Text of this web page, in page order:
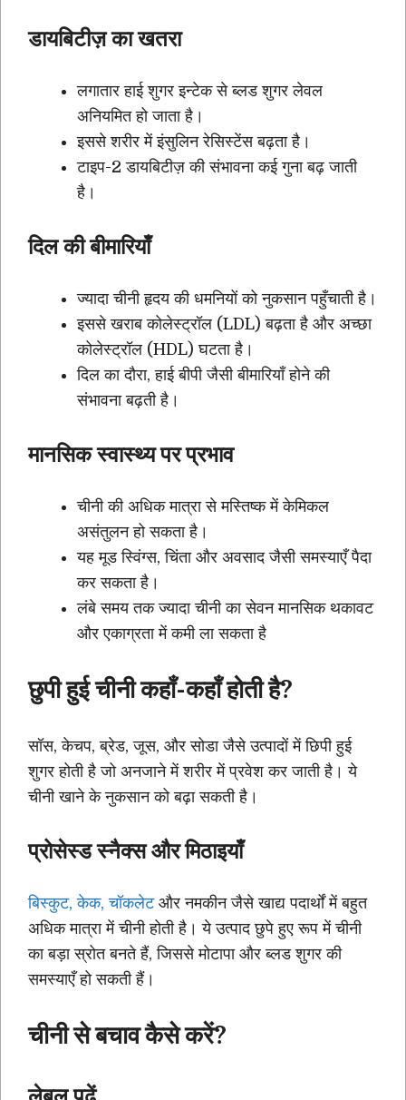
डायबिटीज़ का खतरा
लगातार हाई शुगर इन्टेक से ब्लड शुगर लेवल
अनियमित हो जाता है।
इससे शरीर में इंसुलिन रेसिस्टेंस बढ़ता है।
टाइप-2 डायबिटीज़ की संभावना कई गुना बढ़ जाती
है।
दिल की बीमारियाँ
ज्यादा चीनी हृदय की धमनियों को नुकसान पहुँचाती है।
इससे खराब कोलेस्ट्रॉल (LDL) बढ़ता है और अच्छा
कोलेस्ट्रॉल (HDL) घटता है।
दिल का दौरा, हाई बीपी जैसी बीमारियाँ होने की
संभावना बढ़ती है।
मानसिक स्वास्थ्य पर प्रभाव
चीनी की अधिक मात्रा से मस्तिष्क में केमिकल
असंतुलन हो सकता है।
यह मूड स्विंग्स, चिंता और अवसाद जैसी समस्याएँ पैदा
कर सकता है।
लंबे समय तक ज्यादा चीनी का सेवन मानसिक थकावट
और एकाग्रता में कमी ला सकता है
छुपी हुई चीनी कहाँ-कहाँ होती है?
सॉस, केचप, ब्रेड, जूस, और सोडा जैसे उत्पादों में छिपी हुई
शुगर होती है जो अनजाने में शरीर में प्रवेश कर जाती है। ये
चीनी खाने के नुकसान को बढ़ा सकती है।
प्रोसेस्ड स्नैक्स और मिठाइयाँ
बिस्कुट, केक, चॉकलेटऔर नमकीन जैसे खाद्य पदार्थों में बहुत
अधिक मात्रा में चीनी होती है। ये उत्पाद छुपे हुए रूप में चीनी
का बड़ा स्रोत बनते हैं, जिससे मोटापा और ब्लड शुगर की
समस्याएँ हो सकती हैं।
चीनी से बचाव कैसे करें?